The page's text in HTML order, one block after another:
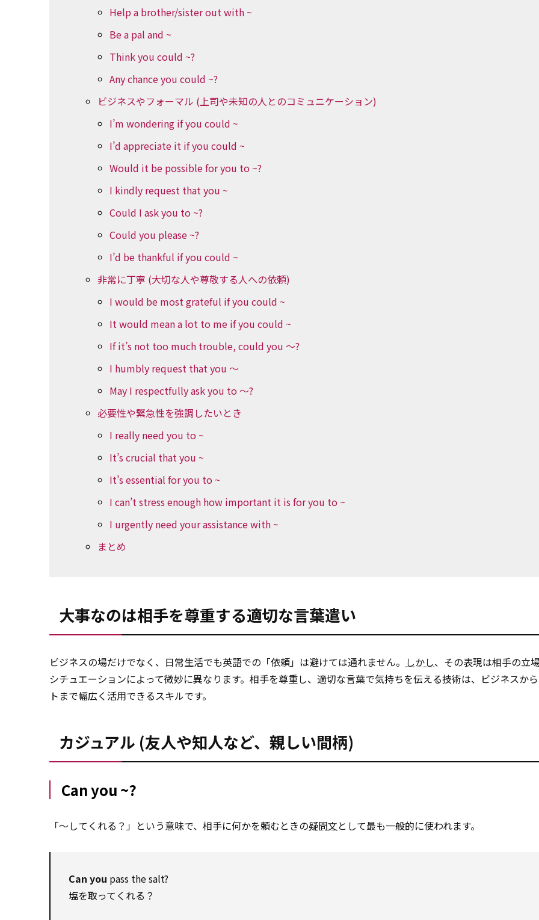
Help a brother/sister out with ~
Be a pal and ~
Think you could ~?
Any chance you could ~?
ビジネスやフォーマル (上司や未知の人とのコミュニケーション)
I’m wondering if you could ~
I’d appreciate it if you could ~
Would it be possible for you to ~?
I kindly request that you ~
Could I ask you to ~?
Could you please ~?
I’d be thankful if you could ~
非常に丁寧 (大切な人や尊敬する人への依頼)
I would be most grateful if you could ~
It would mean a lot to me if you could ~
If it’s not too much trouble, could you ～?
I humbly request that you ～
May I respectfully ask you to ～?
必要性や緊急性を強調したいとき
I really need you to ~
It’s crucial that you ~
It’s essential for you to ~
I can’t stress enough how important it is for you to ~
I urgently need your assistance with ~
まとめ
大事なのは相手を尊重する適切な言葉遣い
ビジネスの場だけでなく、日常生活でも英語での「依頼」は避けては通れません。 しかし、その表現は相手の立
シチュエーションによって微妙に異なります。相手を尊重し、適切な言葉で気持ちを伝える技術は、ビジネスか
トまで幅広く活用できるスキルです。
カジュアル (友人や知人など、親しい間柄)
Can you ~?
「～してくれる？」という意味で、相手に何かを頼むときの疑問文として最も一般的に使われます。
Can you pass the salt?
塩を取ってくれる？